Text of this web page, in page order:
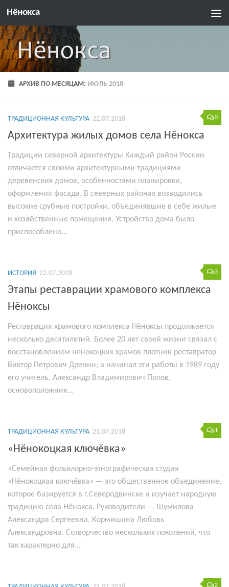
Нёнокса
АРХИВ ПО МЕСЯЦАМ: ИЮЛЬ 2018
0
ТРАДИЦИОННАЯ КУЛЬТУРА 22.07.2018
Архитектура жилых домов села Нёнокса
Традиции северной архитектуры Каждый район России
отличается своими архитектурными традициями
деревенских домов, особенностями планировки,
оформления фасада. В северных районах возводились
высокие срубные постройки, объединявшие в себе жилые
и хозяйственные помещения. Устройство дома было
приспособлено...
3
ИСТОРИЯ 22.07.2018
Этапы реставрации храмового комплекса
Нёноксы
Реставрация храмового комплекса Нёноксы продолжается
несколько десятилетий. Более 20 лет своей жизни связал с
восстановлением ненокоцких храмов плотник-реставратор
Виктор Петрович Дренин; а начинал эти работы в 1989 году
его учитель, Александр Владимирович Попов,
основоположник...
1
ТРАДИЦИОННАЯ КУЛЬТУРА 21.07.2018
«Нёнокоцкая ключёвка»
«Семейная фольклорно-этнографическая студия
«Нёнокоцкая ключёвка» — это общественное объединение,
которое базируется в г.Северодвинске и изучает народную
традицию села Нёнокса. Руководители — Шумилова
Александра Сергеевна, Кормишина Любовь
Александровна. Сотворчество нескольких поколений, что
так характерно для...
2